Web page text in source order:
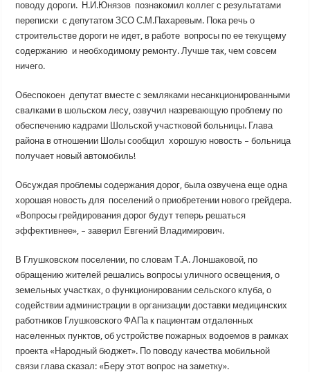
поводу дороги. Н.И.Юнязов познакомил коллег с результатами
переписки с депутатом ЗСО С.М.Пахаревым. Пока речь о
строительстве дороги не идет, в работе вопросы по ее текущему
содержанию и необходимому ремонту. Лучше так, чем совсем
ничего.
Обеспокоен депутат вместе с земляками несанкционированными
свалками в шольском лесу, озвучил назревающую проблему по
обеспечению кадрами Шольской участковой больницы. Глава
района в отношении Шолы сообщил хорошую новость – больница
получает новый автомобиль!
Обсуждая проблемы содержания дорог, была озвучена еще одна
хорошая новость для поселений о приобретении нового грейдера.
«Вопросы грейдирования дорог будут теперь решаться
эффективнее», – заверил Евгений Владимирович.
В Глушковском поселении, по словам Т.А. Лоншаковой, по
обращению жителей решались вопросы уличного освещения, о
земельных участках, о функционировании сельского клуба, о
содействии администрации в организации доставки медицинских
работников Глушковского ФАПа к пациентам отдаленных
населенных пунктов, об устройстве пожарных водоемов в рамках
проекта «Народный бюджет». По поводу качества мобильной
связи глава сказал: «Беру этот вопрос на заметку».